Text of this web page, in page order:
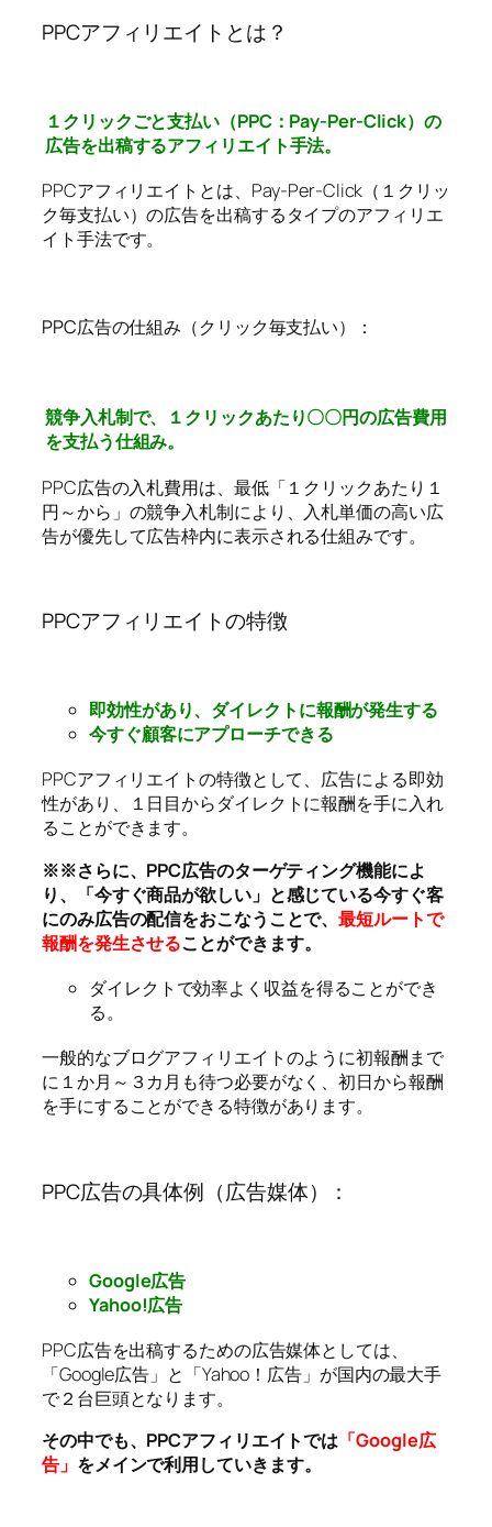
PPCアフィリエイトとは？
１クリックごと支払い（PPC：Pay-Per-Click）の
広告を出稿するアフィリエイト手法。
PPCアフィリエイトとは、Pay-Per-Click（１クリッ
ク毎支払い）の広告を出稿するタイプのアフィリエ
イト手法です。
PPC広告の仕組み（クリック毎支払い）：
競争入札制で、１クリックあたり〇〇円の広告費用
を支払う仕組み。
PPC広告の入札費用は、最低「１クリックあたり１
円～から」の競争入札制により、入札単価の高い広
告が優先して広告枠内に表示される仕組みです。
PPCアフィリエイトの特徴
即効性があり、ダイレクトに報酬が発生する
今すぐ顧客にアプローチできる
PPCアフィリエイトの特徴として、広告による即効
性があり、１日目からダイレクトに報酬を手に入れ
ることができます。
※※さらに、PPC広告のターゲティング機能によ
り、「今すぐ商品が欲しい」と感じている今すぐ客
にのみ広告の配信をおこなうことで、最短ルートで
報酬を発生させることができます。
ダイレクトで効率よく収益を得ることができ
る。
一般的なブログアフィリエイトのように初報酬まで
に１か月～３カ月も待つ必要がなく、初日から報酬
を手にすることができる特徴があります。
PPC広告の具体例（広告媒体）：
Google広告
Yahoo!広告
PPC広告を出稿するための広告媒体としては、
「Google広告」と「Yahoo！広告」が国内の最大手
で２台巨頭となります。
その中でも、PPCアフィリエイトでは 「Google広
告」 をメインで利用していきます。